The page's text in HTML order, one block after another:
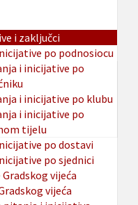
i zaključci
po podnosiocu
i inicijative po
i inicijative po klubu
i inicijative po
tijelu
po dostavi
po sjednici
vijeća
vijeća